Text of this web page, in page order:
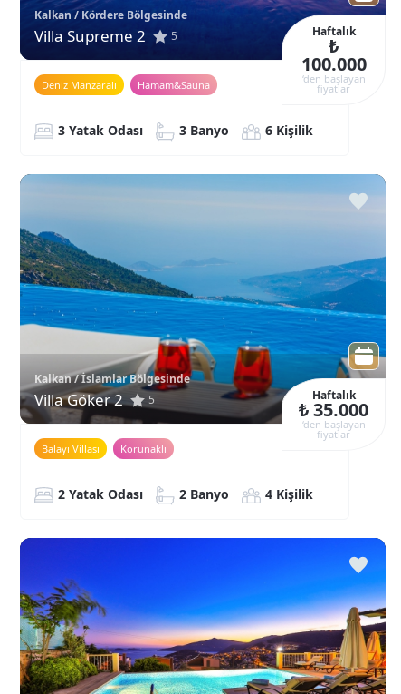
Kalkan / Kördere Bölgesinde
Villa Supreme 2 5 Haftalık
₺
100.000
‘den başlayan
fiyatlar
Deniz Manzaralı Hamam&Sauna
3 Yatak Odası 3 Banyo 6 Kişilik
Kalkan / İslamlar Bölgesinde
Villa Göker 2 5 Haftalık
₺ 35.000
‘den başlayan
fiyatlar
Balayı Villası
Korunaklı
2 Yatak Odası 2 Banyo 4 Kişilik